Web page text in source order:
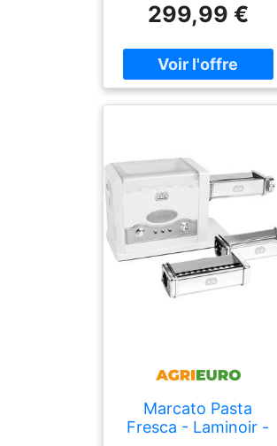
une Qualité Inégalée La
machine à pâtes Philips
HR2665/96 de la série
7000 est un bijou de
technologie culinaire.
Grâce à la machine à
délicieuses pâtes maison
à la fois, à déguster en
famille et entre amis et en
moins de 10 minutes*. La
balance intégrée calcule la
quantité de liquide à
ajouter au type de farine
de votre choix, pour des
toutes sortes de pâtes et
est fournie avec 10
formes de disques pour
préparer diverses pâtes :
299,99 €
Marcato Pasta
Fresca - Laminoir -